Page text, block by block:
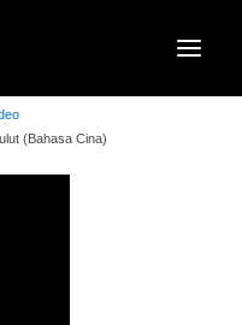
(Bahasa Cina)